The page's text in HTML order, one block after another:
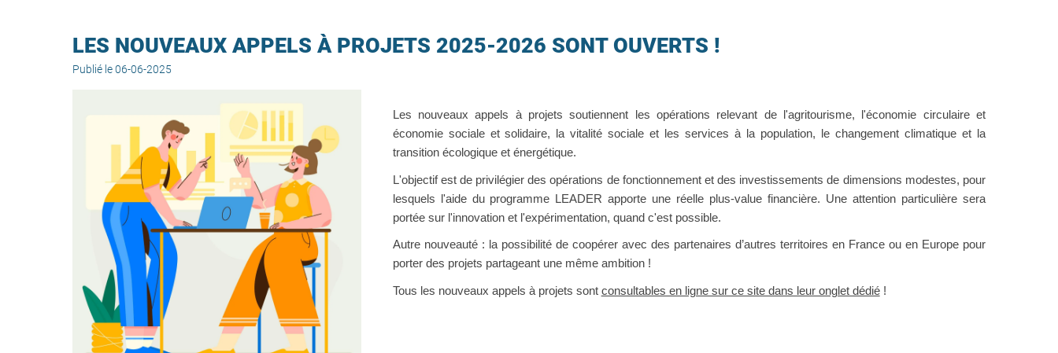
LES NOUVEAUX APPELS À PROJETS 2025-2026 SONT OUVERTS !
Publié le 06-06-2025
Les nouveaux appels à projets soutiennent les opérations relevant de l'agritourisme, l'économie circulaire et
économie sociale et solidaire, la vitalité sociale et les services à la population, le changement climatique et la
transition écologique et énergétique.
L'objectif est de privilégier des opérations de fonctionnement et des investissements de dimensions modestes, pour
lesquels l'aide du programme LEADER apporte une réelle plus-value financière. Une attention particulière sera
portée sur l'innovation et l'expérimentation, quand c'est possible.
Autre nouveauté : la possibilité de coopérer avec des partenaires d’autres territoires en France ou en Europe pour
porter des projets partageant une même ambition !
Tous les nouveaux appels à projets sont consultables en ligne sur ce site dans leur onglet dédié!